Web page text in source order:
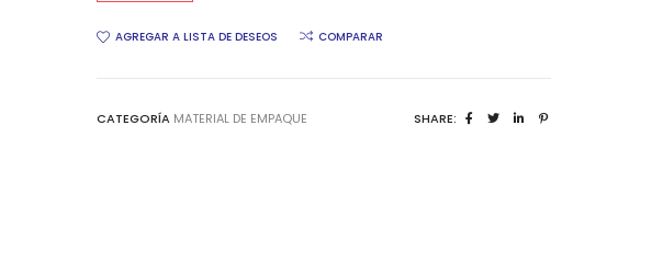
AGREGAR A LISTA DE DESEOS COMPARAR
CATEGORÍA MATERIAL DE EMPAQUE SHARE: